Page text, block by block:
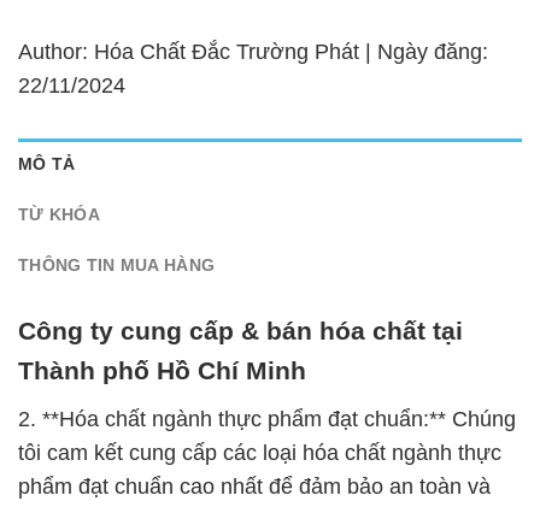
Author: Hóa Chất Đắc Trường Phát | Ngày đăng:
22/11/2024
MÔ TẢ
TỪ KHÓA
THÔNG TIN MUA HÀNG
Công ty cung cấp & bán hóa chất tại
Thành phố Hồ Chí Minh
2. **Hóa chất ngành thực phẩm đạt chuẩn:** Chúng
tôi cam kết cung cấp các loại hóa chất ngành thực
phẩm đạt chuẩn cao nhất để đảm bảo an toàn và